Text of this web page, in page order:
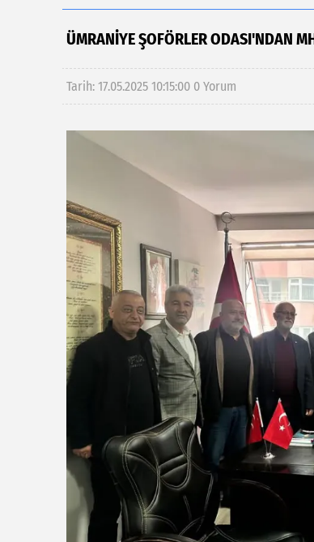
ÜMRANIYE ŞOFÖRLER ODASI'NDAN
Tarih: 17.05.2025 10:15:00 0 Yorum